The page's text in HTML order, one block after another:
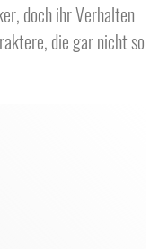
doch ihr Verhalten
die gar nicht so